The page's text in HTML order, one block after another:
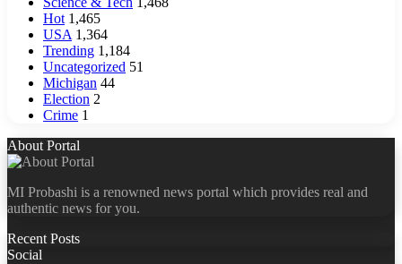
Hot 1,465
USA 1,364
Trending 1,184
Uncategorized 51
Michigan 44
Election 2
Crime 1
About Portal
MI Probashi is a renowned news portal which provides real and
authentic news for you.
Recent Posts
Social